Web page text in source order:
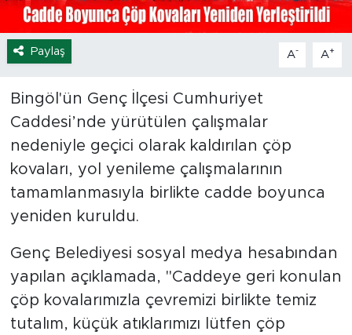
Paylaş A- A+
Bingöl'ün Genç İlçesi Cumhuriyet
Caddesi’nde yürütülen çalışmalar
nedeniyle geçici olarak kaldırılan çöp
kovaları, yol yenileme çalışmalarının
tamamlanmasıyla birlikte cadde boyunca
yeniden kuruldu.
Genç Belediyesi sosyal medya hesabından
yapılan açıklamada, "Caddeye geri konulan
çöp kovalarımızla çevremizi birlikte temiz
tutalım, küçük atıklarımızı lütfen çöp
Ekonomi
Hava Durumu
Tavz Der
Bingöl Kaza Haberleri